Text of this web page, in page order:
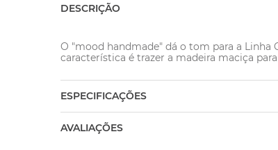
DESCRIÇÃO
O "mood handmade" dá o tom para a Linha
característica é trazer a madeira maciça
ESPECIFICAÇÕES
AVALIAÇÕES